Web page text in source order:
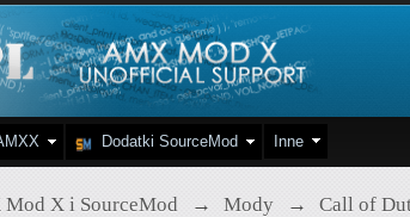
Dodatki SourceMod Inne
X i SourceMod → Mody → Call of